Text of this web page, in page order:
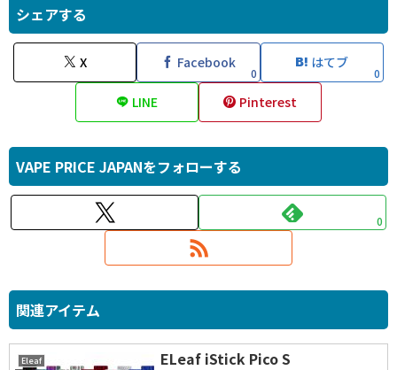
シェアする
X Facebook
0
はてブ
0
LINE Pinterest
VAPE PRICE JAPANをフォローする
0
関連アイテム
Eleaf ELeaf iStick Pico S